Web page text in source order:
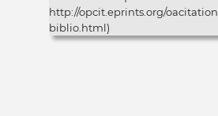
http://opcit.eprints.org/
biblio.html)